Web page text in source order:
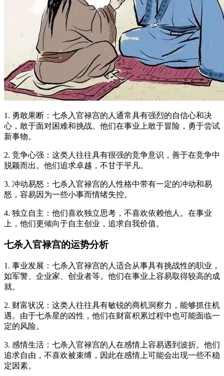
1. 勇敢果断：七杀入官禄宫的人通常具有强烈的自信心和决
心，敢于面对困难和挑战。他们在事业上敢于冒险，勇于尝试
新事物。
2. 竞争心强：这类人往往具有很强的竞争意识，善于在竞争中
脱颖而出。他们追求卓越，不甘于平凡。
3. 冲动易怒：七杀入官禄宫的人性格中带有一定的冲动和易
怒，容易因为一些小事而情绪失控。
4. 独立自主：他们喜欢独立思考，不喜欢依赖他人。在事业
上，他们更倾向于自主创业，追求自我价值。
七杀入官禄宫的运势分析
1. 事业发展：七杀入官禄宫的人适合从事具有挑战性的职业，
如军警、企业家、创业者等。他们在事业上容易取得较高的成
就。
2. 财富状况：这类人往往具有敏锐的商机洞察力，能够抓住机
遇。由于七杀星的凶性，他们在财富积累过程中也可能面临一
定的风险。
3. 感情生活：七杀入官禄宫的人在感情上容易遇到波折。他们
追求自由，不喜欢被束缚，因此在感情上可能会出现一些不稳
定因素。